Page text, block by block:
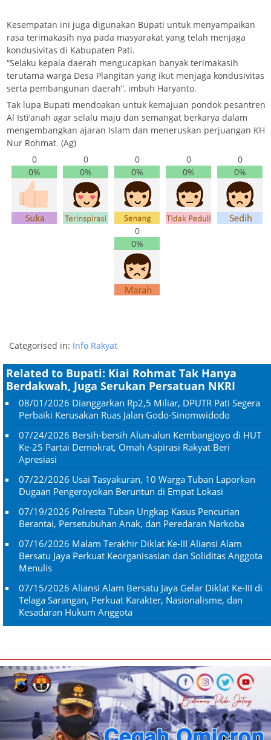
Kesempatan ini juga digunakan Bupati untuk menyampaikan
rasa terimakasih nya pada masyarakat yang telah menjaga
kondusivitas di Kabupaten Pati.
“Selaku kepala daerah mengucapkan banyak terimakasih
terutama warga Desa Plangitan yang ikut menjaga kondusivitas
serta pembangunan daerah”, imbuh Haryanto.
Tak lupa Bupati mendoakan untuk kemajuan pondok pesantren
Al Isti’anah agar selalu maju dan semangat berkarya dalam
mengembangkan ajaran Islam dan meneruskan perjuangan KH
Nur Rohmat. (Ag)
0
0%
0
0%
0
0%
0
0%
0
0%
0
0%
Categorised in: Info Rakyat
Related to Bupati: Kiai Rohmat Tak Hanya
Berdakwah, Juga Serukan Persatuan NKRI
08/01/2026 Dianggarkan Rp2,5 Miliar, DPUTR Pati Segera
Perbaiki Kerusakan Ruas Jalan Godo-Sinomwidodo
07/24/2026 Bersih-bersih Alun-alun Kembangjoyo di HUT
Ke-25 Partai Demokrat, Omah Aspirasi Rakyat Beri
Apresiasi
07/22/2026 Usai Tasyakuran, 10 Warga Tuban Laporkan
Dugaan Pengeroyokan Beruntun di Empat Lokasi
07/19/2026 Polresta Tuban Ungkap Kasus Pencurian
Berantai, Persetubuhan Anak, dan Peredaran Narkoba
07/16/2026 Malam Terakhir Diklat Ke-III Aliansi Alam
Bersatu Jaya Perkuat Keorganisasian dan Soliditas Anggota
Menulis
07/15/2026 Aliansi Alam Bersatu Jaya Gelar Diklat Ke-III di
Telaga Sarangan, Perkuat Karakter, Nasionalisme, dan
Kesadaran Hukum Anggota